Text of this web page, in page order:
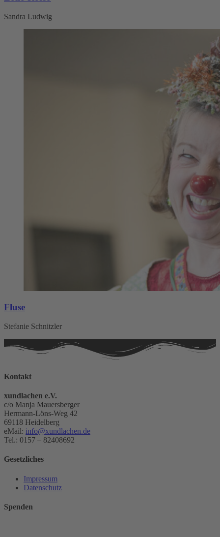
Sandra Ludwig
Fluse
Stefanie Schnitzler
Kontakt
xundlachen e.V.
c/o Manja Mauersberger
Hermann-Löns-Weg 42
69118 Heidelberg
eMail: info@xundlachen.de
Tel.: 0157 – 82408692
Gesetzliches
Impressum
Datenschutz
Spenden